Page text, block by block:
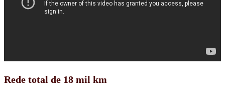
Rede total de 18 mil km